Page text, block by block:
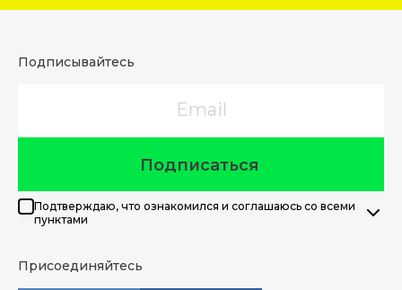
Подписывайтесь
Подписаться
Подтверждаю, что ознакомился и соглашаюсь со всеми
пунктами
Присоединяйтесь